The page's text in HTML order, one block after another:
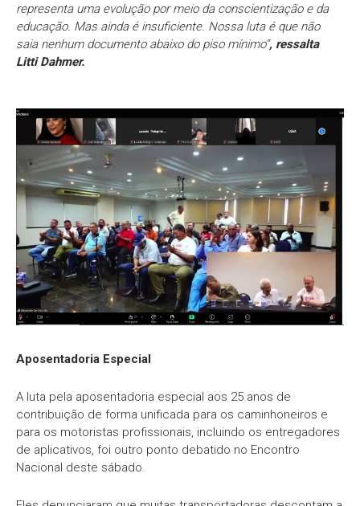
representa uma evolução por meio da conscientização e da
educação. Mas ainda é insuficiente. Nossa luta é que não
saia nenhum documento abaixo do piso mínimo”, ressalta
Litti Dahmer.
Aposentadoria Especial
A luta pela aposentadoria especial aos 25 anos de
contribuição de forma unificada para os caminhoneiros e
para os motoristas profissionais, incluindo os entregadores
de aplicativos, foi outro ponto debatido no Encontro
Nacional deste sábado.